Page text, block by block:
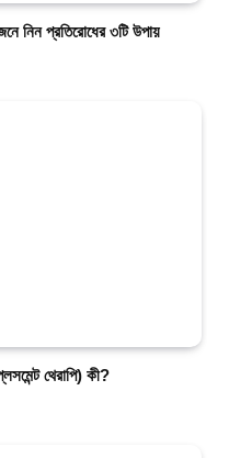
নিন প্রতিরোধের ৩টি উপায়
থেরাপি) কী?